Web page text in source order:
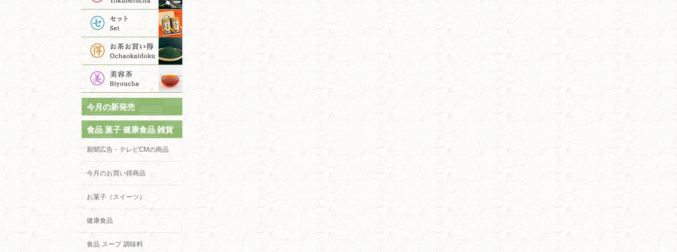
今月の新発売
食品 菓子 健康食品 雑貨
新聞広告・テレビCMの商品
今月のお買い得商品
お菓子（スイーツ）
健康食品
食品 スープ 調味料